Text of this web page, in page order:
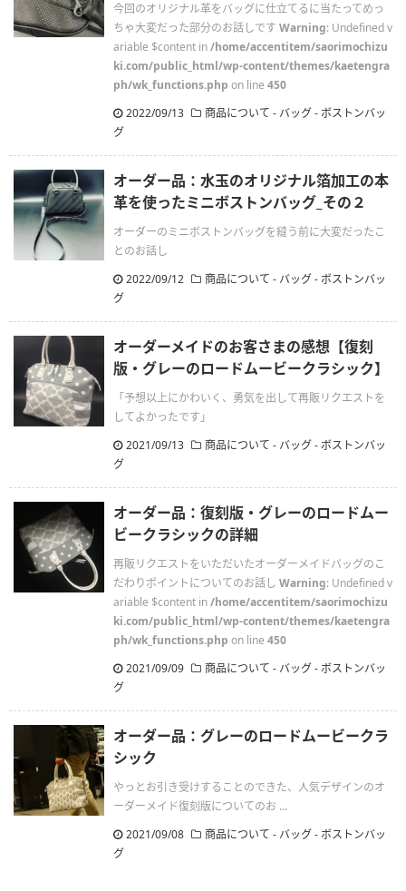
今回のオリジナル革をバッグに仕立てるに当たってめっ
ちゃ大変だった部分のお話しです Warning: Undefined v
ariable $content in/home/accentitem/saorimochizu
ki.com/public_html/wp-content/themes/kaetengra
ph/wk_functions.php on line 450
2022/09/13
商品について - バッグ - ボストンバッ
グ
オーダー品：水玉のオリジナル箔加工の本
革を使ったミニボストンバッグ_その２
オーダーのミニボストンバッグを縫う前に大変だったこ
とのお話し
2022/09/12
商品について - バッグ - ボストンバッ
グ
オーダーメイドのお客さまの感想【復刻
版・グレーのロードムービークラシック】
「予想以上にかわいく、勇気を出して再販リクエストを
してよかったです」
2021/09/13
商品について - バッグ - ボストンバッ
グ
オーダー品：復刻版・グレーのロードムー
ビークラシックの詳細
再販リクエストをいただいたオーダーメイドバッグのこ
だわりポイントについてのお話し Warning: Undefined v
ariable $content in/home/accentitem/saorimochizu
ki.com/public_html/wp-content/themes/kaetengra
ph/wk_functions.php on line 450
2021/09/09
商品について - バッグ - ボストンバッ
グ
オーダー品：グレーのロードムービークラ
シック
やっとお引き受けすることのできた、人気デザインのオ
ーダーメイド復刻版についてのお ...
2021/09/08
商品について - バッグ - ボストンバッ
グ